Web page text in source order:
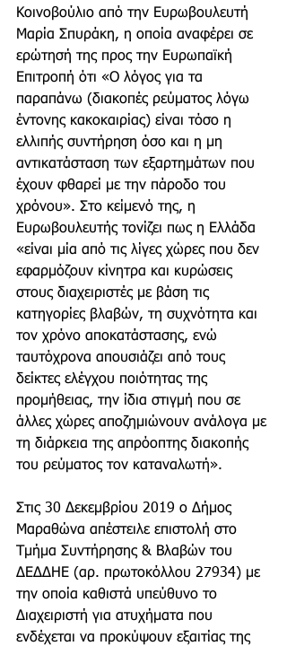
Κοινοβούλιο από την Ευρωβουλευτή
Μαρία Σπυράκη, η οποία αναφέρει σε
ερώτησή της προς την Ευρωπαϊκή
Επιτροπή ότι «Ο λόγος για τα
παραπάνω (διακοπές ρεύματος λόγω
έντονης κακοκαιρίας) είναι τόσο η
ελλιπής συντήρηση όσο και η μη
αντικατάσταση των εξαρτημάτων που
έχουν φθαρεί με την πάροδο του
χρόνου». Στο κείμενό της, η
Ευρωβουλευτής τονίζει πως η Ελλάδα
«είναι μία από τις λίγες χώρες που δεν
εφαρμόζουν κίνητρα και κυρώσεις
στους διαχειριστές με βάση τις
κατηγορίες βλαβών, τη συχνότητα και
τον χρόνο αποκατάστασης, ενώ
ταυτόχρονα απουσιάζει από τους
δείκτες ελέγχου ποιότητας της
προμήθειας, την ίδια στιγμή που σε
άλλες χώρες αποζημιώνουν ανάλογα με
τη διάρκεια της απρόοπτης διακοπής
του ρεύματος τον καταναλωτή».
Στις 30 Δεκεμβρίου 2019 ο Δήμος
Μαραθώνα απέστειλε επιστολή στο
Τμήμα Συντήρησης & Βλαβών του
ΔΕΔΔΗΕ (αρ. πρωτοκόλλου 27934) με
την οποία καθιστά υπεύθυνο το
Διαχειριστή για ατυχήματα που
ενδέχεται να προκύψουν εξαιτίας της